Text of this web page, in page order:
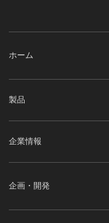
ホーム
製品
企業情報
企画・開発